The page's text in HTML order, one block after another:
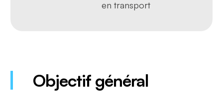
en transport
Objectif général